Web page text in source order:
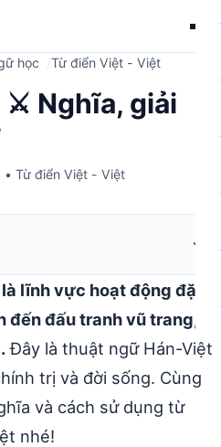
học Từ điển Việt - Việt
⚔️ Nghĩa, giải
• Từ điển Việt - Việt
lĩnh vực hoạt động đặc
đến đấu tranh vũ trang,
Đây là thuật ngữ Hán-Việt
trị và đời sống. Cùng
và cách sử dụng từ
nhé!